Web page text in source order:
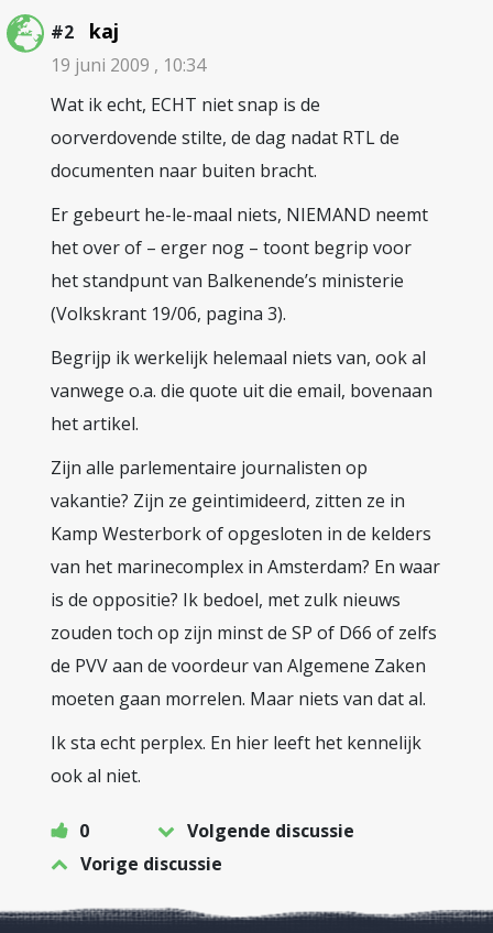
#2 kaj
19 juni 2009 , 10:34
Wat ik echt, ECHT niet snap is de
oorverdovende stilte, de dag nadat RTL de
documenten naar buiten bracht.
Er gebeurt he-le-maal niets, NIEMAND neemt
het over of – erger nog – toont begrip voor
het standpunt van Balkenende’s ministerie
(Volkskrant 19/06, pagina 3).
Begrijp ik werkelijk helemaal niets van, ook al
vanwege o.a. die quote uit die email, bovenaan
het artikel.
Zijn alle parlementaire journalisten op
vakantie? Zijn ze geintimideerd, zitten ze in
Kamp Westerbork of opgesloten in de kelders
van het marinecomplex in Amsterdam? En waar
is de oppositie? Ik bedoel, met zulk nieuws
zouden toch op zijn minst de SP of D66 of zelfs
de PVV aan de voordeur van Algemene Zaken
moeten gaan morrelen. Maar niets van dat al.
Ik sta echt perplex. En hier leeft het kennelijk
ook al niet.
0
Volgende discussie
Vorige discussie